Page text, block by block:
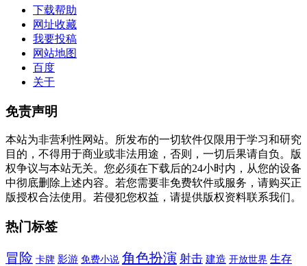
下载帮助
网址收藏
我要投稿
网站地图
百度
关于
免责声明
本站为非营利性网站。所发布的一切软件仅限用于学习和研究
目的，不得用于商业或非法用途，否则，一切后果请自负。版
权争议与本站无关。您必须在下载后的24小时内，从您的设备
中彻底删除上述内容。若您需要非免费软件或服务，请购买正
版授权合法使用。若侵犯您权益，请提供版权资料联系我们。
热门标签
冒险 卡牌 影游 免费小说 角色扮演 射击 建造 开放世界 生存